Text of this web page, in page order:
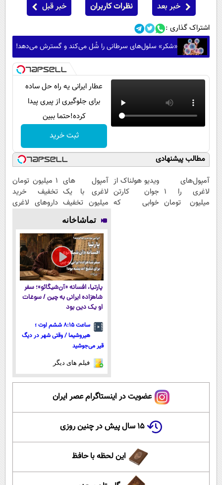
خبر بعد نظرات کاربران خبر قبل
اشتراک گذاری :
«شکر» سلول‌های سرطانی را شُل می‌کند و گسترش می‌دهد!
عطار ایرانی یه راه حل ساده
برای جلوگیری از پیری پیدا
کرده!حتما ببین
ثبت خرید
مطالب پیشنهادی
آمپول‌های
لاغری را ۱
میلیون تومان
ویدیو هولناک از
جوان کارتن
خوابی که
آمپول های
لاغری با یک
میلیون تخفیف
| ارسال از
داروخانه های
معتبر
1 میلیون تومان
تخفیف خرید
داروهای لاغری
یخ!
تماشاخانه
پارتیا، افسانه «آن‌شیگائو»؛ سفر
شاهزاده ایرانی به چین / سوغات
او یک دین بود
ساعت ۸:۱۵ ششم اوت ؛
هیروشیما / وقتی شهر در دیگ
قیر می‌جوشید
فیلم های دیگر
عضویت در اینستاگرام عصر ایران
۱۵ سال پیش در چنین روزی
این لحظه با حافظ